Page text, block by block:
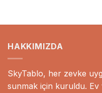
HAKKIMIZDA
SkyTablo, her zevke
sunmak için kuruldu.